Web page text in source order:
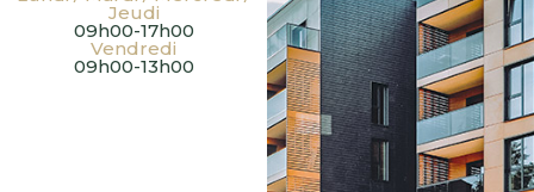
Jeudi
09h00-17h00
Vendredi
09h00-13h00